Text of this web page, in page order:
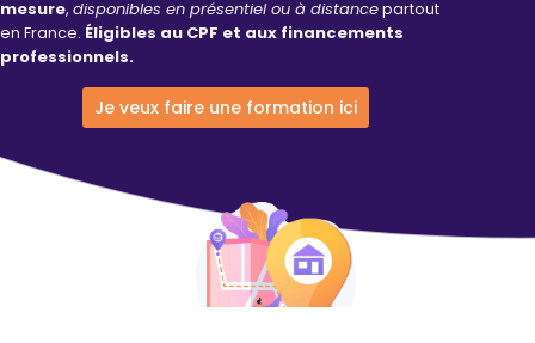
mesure, disponibles en présentiel ou à distancepartout
en France. Éligibles au CPF et aux financements
professionnels.
Je veux faire une formation ici